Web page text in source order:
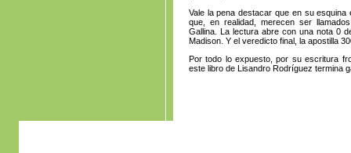
Vale la pena destacar que en su esquina
que, en realidad, merecen ser
Gallina. La lectura abre con una nota 0
Madison. Y el veredicto final, la apostilla
Por todo lo expuesto, por su escritura
este libro de Lisandro Rodríguez termina